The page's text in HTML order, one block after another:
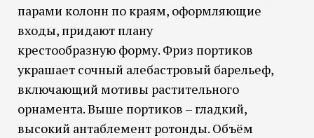
парами колонн по краям, оформляющие
входы, придают плану
крестообразную форму. Фриз портиков
украшает сочный алебастровый барельеф,
включающий мотивы растительного
орнамента. Выше портиков – гладкий,
высокий антаблемент ротонды. Объём